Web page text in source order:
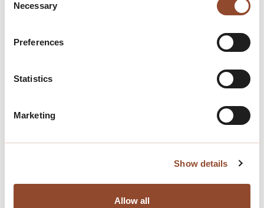
Selection
Necessary
Preferences
Statistics
Marketing
Show details
Allow all
Op deze pagina vind je antwoorden op de meest
Staat jouw vraag er niet bij? Neem dan